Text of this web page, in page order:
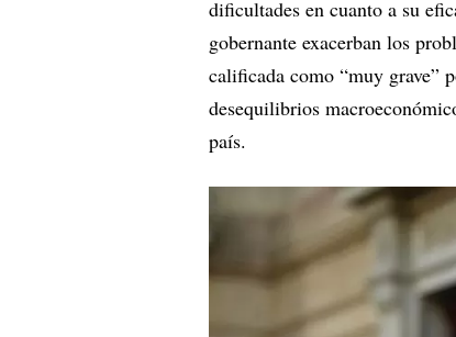
dificultades en cuanto a su
gobernante exacerban los
calificada como “muy grave”
desequilibrios
país.